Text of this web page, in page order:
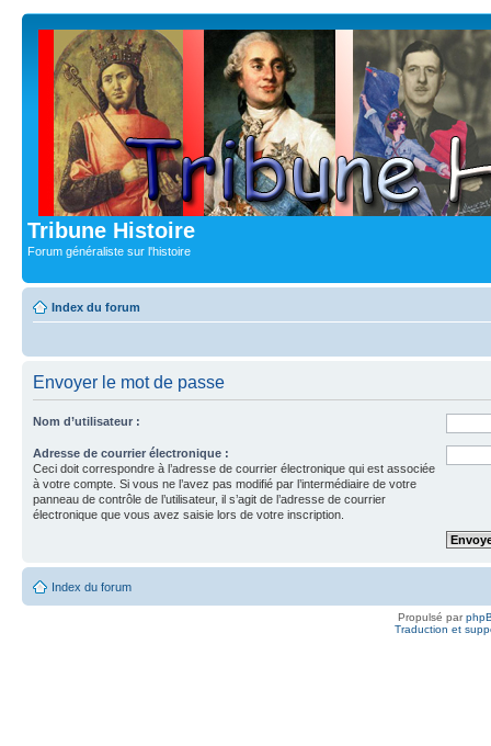
Tribune Histoire
Forum généraliste sur l'histoire
Index du forum
Envoyer le mot de passe
Nom d’utilisateur :
Adresse de courrier électronique :
Ceci doit correspondre à l’adresse de courrier électronique qui est associée
à votre compte. Si vous ne l’avez pas modifié par l’intermédiaire de votre
panneau de contrôle de l’utilisateur, il s’agit de l’adresse de courrier
électronique que vous avez saisie lors de votre inscription.
Index du forum
Propulsé par
Traduction et